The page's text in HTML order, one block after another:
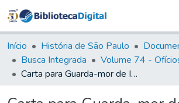
&
Coleções
Tudo na
Biblioteca
Início História de São Paulo
Busca Integrada
Carta para Guarda-mor de Itu